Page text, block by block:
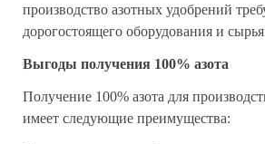
производство азотных удобрений
дорогостоящего оборудования и
Выгоды получения 100% азота
Получение 100% азота для
имеет следующие преимущества: